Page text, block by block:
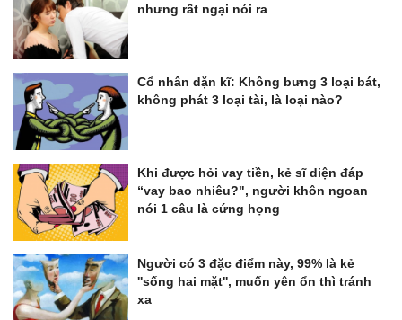
nhưng rất ngại nói ra
Cổ nhân dặn kĩ: Không bưng 3 loại bát,
không phát 3 loại tài, là loại nào?
Khi được hỏi vay tiền, kẻ sĩ diện đáp
“vay bao nhiêu?", người khôn ngoan
nói 1 câu là cứng họng
Người có 3 đặc điểm này, 99% là kẻ
''sống hai mặt'', muốn yên ổn thì tránh
xa